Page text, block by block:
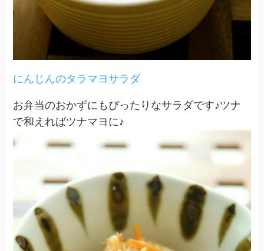
にんじんのタラマヨサラダ
お弁当のおかずにもぴったりなサラダです♪ツナ
で和えればツナマヨに♪